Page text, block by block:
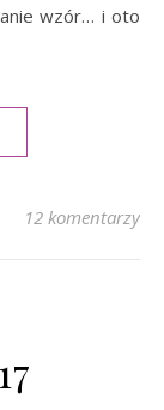
wzór… i oto
12 komentarzy